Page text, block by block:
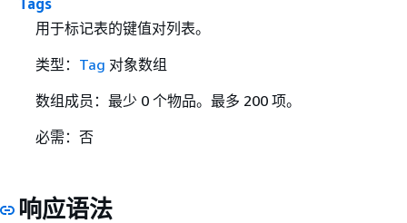
用于标记表的键值对列表。
类型： Tag 对象数组
数组成员：最少 0 个物品。最多 200 项。
必需：否
响应语法